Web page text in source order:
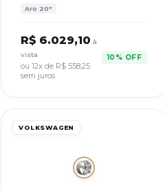
Aro 20"
R$ 6.029,10 à
vista
ou 12x de R$ 558,25
sem juros
10% OFF
VOLKSWAGEN